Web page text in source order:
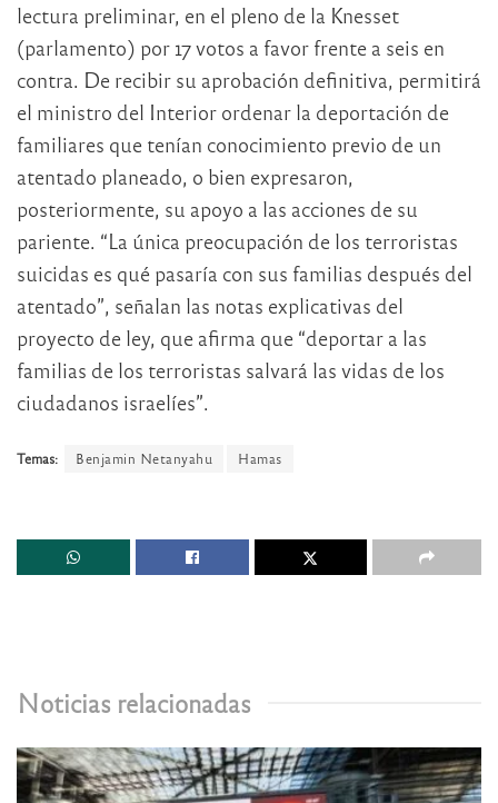
lectura preliminar, en el pleno de la Knesset
(parlamento) por 17 votos a favor frente a seis en
contra. De recibir su aprobación definitiva, permitirá
el ministro del Interior ordenar la deportación de
familiares que tenían conocimiento previo de un
atentado planeado, o bien expresaron,
posteriormente, su apoyo a las acciones de su
pariente. “La única preocupación de los terroristas
suicidas es qué pasaría con sus familias después del
atentado”, señalan las notas explicativas del
proyecto de ley, que afirma que “deportar a las
familias de los terroristas salvará las vidas de los
ciudadanos israelíes”.
Temas: Benjamin Netanyahu Hamas
Noticias relacionadas